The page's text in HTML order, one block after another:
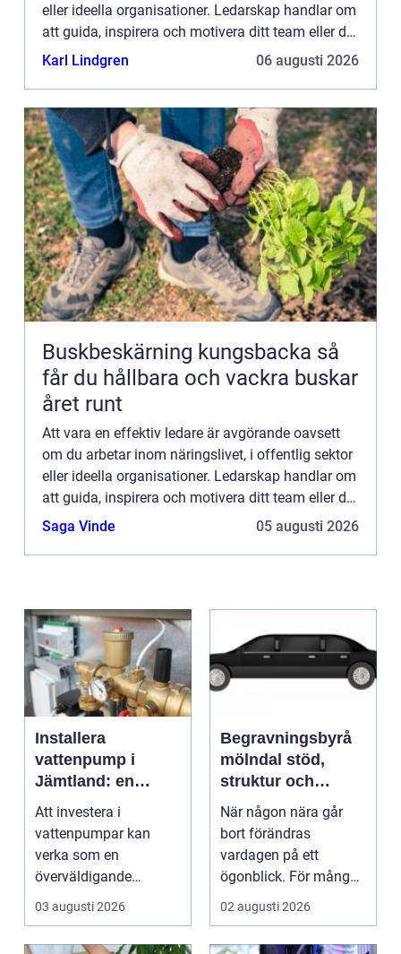
eller ideella organisationer. Ledarskap handlar om
att guida, inspirera och motivera ditt team eller din
organisation mot gemensamma m...
Karl Lindgren 06 augusti 2026
Buskbeskärning kungsbacka så
får du hållbara och vackra buskar
året runt
Att vara en effektiv ledare är avgörande oavsett
om du arbetar inom näringslivet, i offentlig sektor
eller ideella organisationer. Ledarskap handlar om
att guida, inspirera och motivera ditt team eller din
organisation mot gemensamma m...
Saga Vinde 05 augusti 2026
Installera
vattenpump i
Jämtland: en
guide till hållbara
och effektiva
lösningar
Att investera i
vattenpumpar kan
verka som en
överväldigande
uppgift, speciellt om
man bor...
03 augusti 2026
Begravningsbyrå
mölndal stöd,
struktur och
omtanke i en svår
tid
När någon nära går
bort förändras
vardagen på ett
ögonblick. För många i
Mölndal blir första
frågan:...
02 augusti 2026